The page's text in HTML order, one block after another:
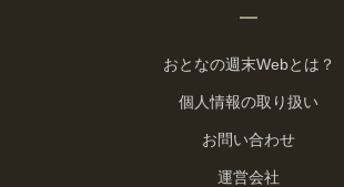
おとなの週末Webとは？
個人情報の取り扱い
お問い合わせ
運営会社